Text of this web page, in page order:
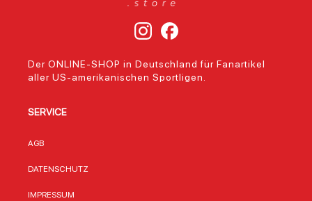
Der ONLINE-SHOP in Deutschland für Fanartikel
aller US-amerikanischen Sportligen.
SERVICE
AGB
DATENSCHUTZ
IMPRESSUM